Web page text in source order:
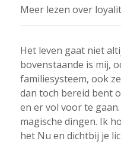
Meer lezen over
Het leven gaat niet
bovenstaande is mij,
familiesysteem, ook
dan toch bereid bent
en er vol voor te
magische dingen. Ik
het Nu en dichtbij je